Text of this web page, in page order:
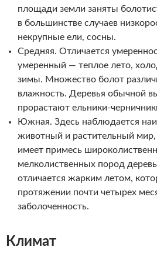
площади земли заняты
в большинстве случаев
некрупные ели, сосны.
Средняя. Отличается
умеренный — теплое лето,
зимы. Множество болот
влажность. Деревья обычной
прорастают ельники-
Южная. Здесь наблюдается
животный и растительный мир,
имеет примесь
мелколиственных пород
отличается жарким летом,
протяжении почти четырех
заболоченность.
Климат